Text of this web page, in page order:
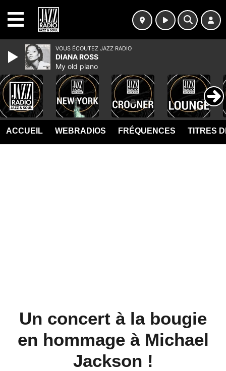
ACCUEIL WEBRADIOS FRÉQUENCES TITRES
Un concert à la bougie
en hommage à Michael
Jackson !
VOUS ÉCOUTEZ JAZZ RADIO
DIANA ROSS
My old piano